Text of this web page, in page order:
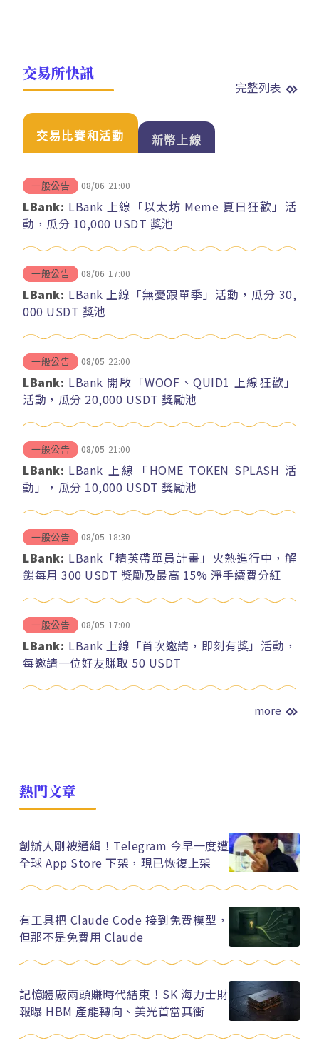
交易所快訊
完整列表
交易比賽和活動 新幣上線
一般公告 08/06 21:00
LBank: LBank 上線「以太坊 Meme 夏日狂歡」活
動，瓜分 10,000 USDT 獎池
一般公告 08/06 17:00
LBank: LBank 上線「無憂跟單季」活動，瓜分 30,
000 USDT 獎池
一般公告 08/05 22:00
LBank: LBank 開啟「WOOF、QUID1 上線狂歡」
活動，瓜分 20,000 USDT 獎勵池
一般公告 08/05 21:00
LBank: LBank 上線「HOME TOKEN SPLASH 活
動」，瓜分 10,000 USDT 獎勵池
一般公告 08/05 18:30
LBank: LBank「精英帶單員計畫」火熱進行中，解
鎖每月 300 USDT 獎勵及最高 15% 淨手續費分紅
一般公告 08/05 17:00
LBank: LBank 上線「首次邀請，即刻有獎」活動，
每邀請一位好友賺取 50 USDT
more
熱門文章
創辦人剛被通緝！Telegram 今早一度遭
全球 App Store 下架，現已恢復上架
有工具把 Claude Code 接到免費模型，
但那不是免費用 Claude
記憶體廠兩頭賺時代結束！SK 海力士財
報曝 HBM 產能轉向、美光首當其衝